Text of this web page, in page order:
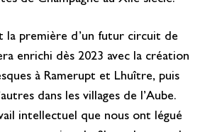
la première d’un futur circuit de
enrichi dès 2023 avec la création
à Ramerupt et Lhuître, puis
dans les villages de l’Aube.
intellectuel que nous ont légué